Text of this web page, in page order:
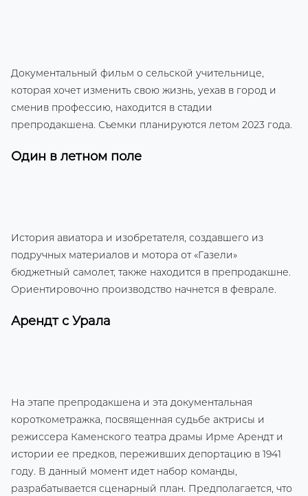
Документальный фильм о сельской учительнице,
которая хочет изменить свою жизнь, уехав в город и
сменив профессию, находится в стадии
препродакшена. Съемки планируются летом 2023 года.
Один в летном поле
История авиатора и изобретателя, создавшего из
подручных материалов и мотора от «Газели»
бюджетный самолет, также находится в препродакшне.
Ориентировочно производство начнется в феврале.
Арендт с Урала
На этапе препродакшена и эта документальная
короткометражка, посвященная судьбе актрисы и
режиссера Каменского театра драмы Ирме Арендт и
истории ее предков, переживших депортацию в 1941
году. В данный момент идет набор команды,
разрабатывается сценарный план. Предполагается, что